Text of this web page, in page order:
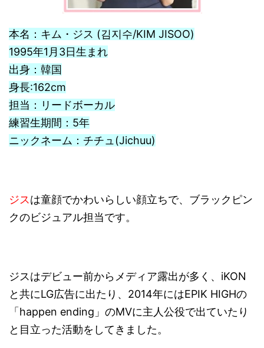
本名：キム・ジス (김지수/KIM JISOO)
1995年1月3日生まれ
出身：韓国
身長:162cm
担当：リードボーカル
練習生期間：5年
ニックネーム：チチュ(Jichuu)
ジスは童顔でかわいらしい顔立ちで、ブラックピン
クのビジュアル担当です。
ジスはデビュー前からメディア露出が多く、iKON
と共にLG広告に出たり、2014年にはEPIK HIGHの
「happen ending」のMVに主人公役で出ていたり
と目立った活動をしてきました。